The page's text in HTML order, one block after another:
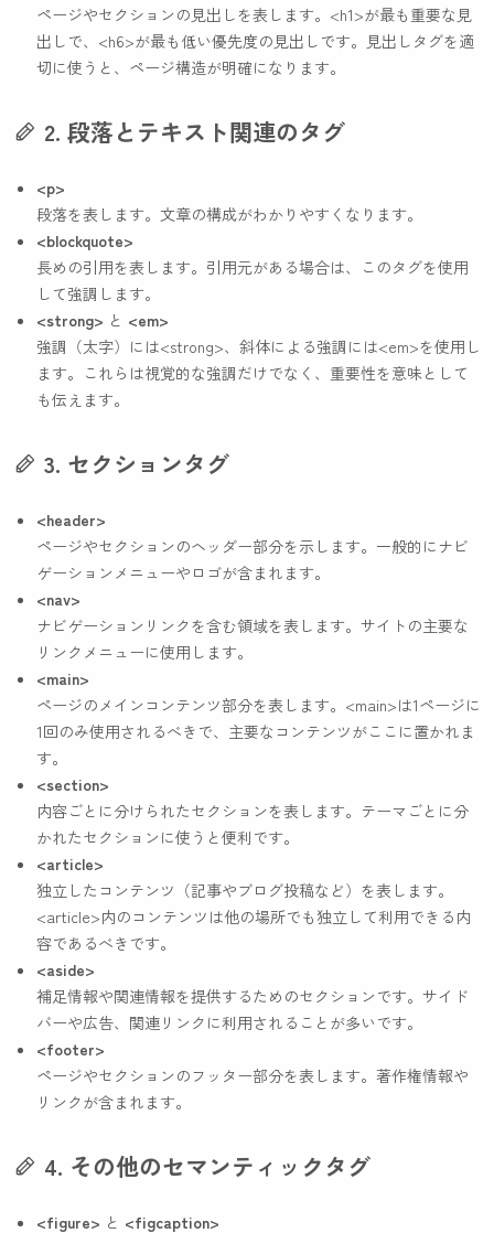
ページやセクションの見出しを表します。 <h1>が最も重要な見
出しで、 <h6>が最も低い優先度の見出しです。見出しタグを適
切に使うと、ページ構造が明確になります。
2. 段落とテキスト関連のタグ
<p>
段落を表します。文章の構成がわかりやすくなります。
<blockquote>
長めの引用を表します。引用元がある場合は、このタグを使用
して強調します。
<strong> と <em>
強調（太字）には<strong>、斜体による強調には<em>を使用し
ます。これらは視覚的な強調だけでなく、重要性を意味として
も伝えます。
3. セクションタグ
<header>
ページやセクションのヘッダー部分を示します。一般的にナビ
ゲーションメニューやロゴが含まれます。
<nav>
ナビゲーションリンクを含む領域を表します。サイトの主要な
リンクメニューに使用します。
<main>
ページのメインコンテンツ部分を表します。 <main>は1ページに
1回のみ使用されるべきで、主要なコンテンツがここに置かれま
す。
<section>
内容ごとに分けられたセクションを表します。テーマごとに分
かれたセクションに使うと便利です。
<article>
独立したコンテンツ（記事やブログ投稿など）を表します。
<article>内のコンテンツは他の場所でも独立して利用できる内
容であるべきです。
<aside>
補足情報や関連情報を提供するためのセクションです。サイド
バーや広告、関連リンクに利用されることが多いです。
<footer>
ページやセクションのフッター部分を表します。著作権情報や
リンクが含まれます。
4. その他のセマンティックタグ
<figure> と <figcaption>